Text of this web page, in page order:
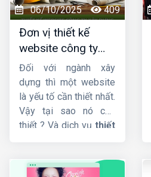
viết này củaCông ty
HIG.
06/10/2025 409
Đơn vị thiết kế
website công ty
xây dựng chuyên
nghiệp, chuẩn SEO
Đối với ngành xây
dựng thì một website
là yếu tố cần thiết nhất.
Vậy tại sao nó cần
thiết ? Và dịch vụ thiết
đẳng cấp, tích hợp sẵn